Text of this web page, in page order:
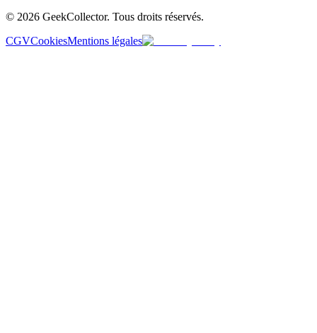
© 2026 GeekCollector. Tous droits réservés.
CGVCookiesMentions légales